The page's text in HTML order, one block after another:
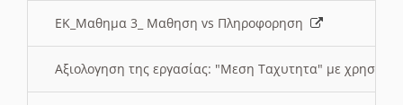
ΕΚ_Μαθημα 3_ Μαθηση vs Πληροφορηση
Αξιολογηση της εργασίας: "Μεση Ταχυτητα" με χρηση